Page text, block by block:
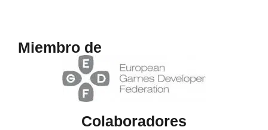
Miembro de
Colaboradores